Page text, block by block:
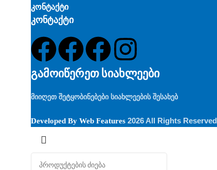
კონტაქტი
კონტაქტი
გამოიწერეთ სიახლეები
მიიღეთ შეტყობინებები სიახლეების შესახებ
Developed By Web Features 2026 All Rights Reserved